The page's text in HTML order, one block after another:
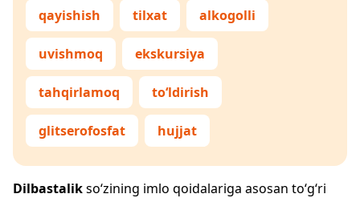
qayishish tilxat alkogolli
uvishmoq ekskursiya
tahqirlamoq to‘ldirish
glitserofosfat hujjat
Dilbastalikso‘zining imlo qoidalariga asosan to‘g‘ri